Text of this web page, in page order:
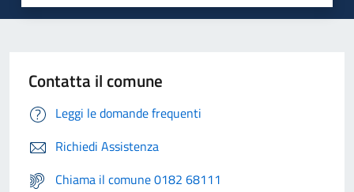
Contatta il comune
Leggi le domande frequenti
Richiedi Assistenza
Chiama il comune 0182 68111